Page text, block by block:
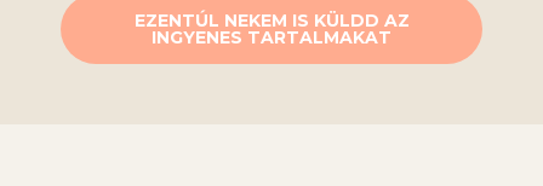
EZENTÚL NEKEM IS KÜLDD AZ
INGYENES TARTALMAKAT